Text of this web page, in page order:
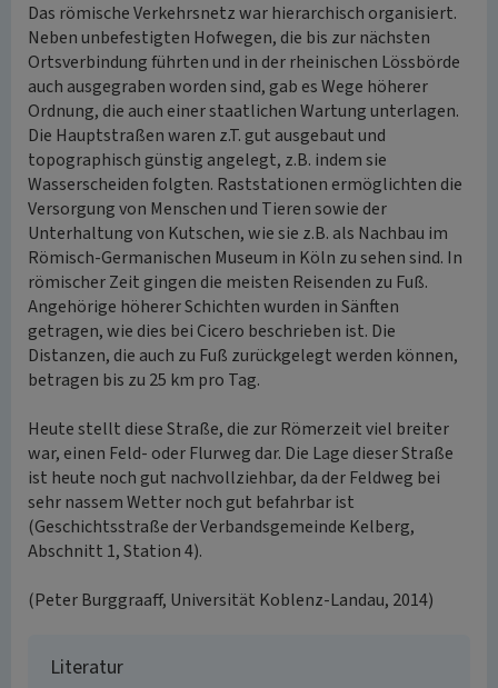
Das römische Verkehrsnetz war hierarchisch organisiert.
Neben unbefestigten Hofwegen, die bis zur nächsten
Ortsverbindung führten und in der rheinischen Lössbörde
auch ausgegraben worden sind, gab es Wege höherer
Ordnung, die auch einer staatlichen Wartung unterlagen.
Die Hauptstraßen waren z.T. gut ausgebaut und
topographisch günstig angelegt, z.B. indem sie
Wasserscheiden folgten. Raststationen ermöglichten die
Versorgung von Menschen und Tieren sowie der
Unterhaltung von Kutschen, wie sie z.B. als Nachbau im
Römisch-Germanischen Museum in Köln zu sehen sind. In
römischer Zeit gingen die meisten Reisenden zu Fuß.
Angehörige höherer Schichten wurden in Sänften
getragen, wie dies bei Cicero beschrieben ist. Die
Distanzen, die auch zu Fuß zurückgelegt werden können,
betragen bis zu 25 km pro Tag.
Heute stellt diese Straße, die zur Römerzeit viel breiter
war, einen Feld- oder Flurweg dar. Die Lage dieser Straße
ist heute noch gut nachvollziehbar, da der Feldweg bei
sehr nassem Wetter noch gut befahrbar ist
(Geschichtsstraße der Verbandsgemeinde Kelberg,
Abschnitt 1, Station 4).
(Peter Burggraaff, Universität Koblenz-Landau, 2014)
Literatur